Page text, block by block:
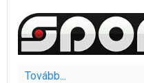
Tovább...